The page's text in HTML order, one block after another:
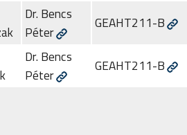
Dr. Bencs
Péter
GEAHT211-B
Dr. Bencs
Péter
GEAHT211-B